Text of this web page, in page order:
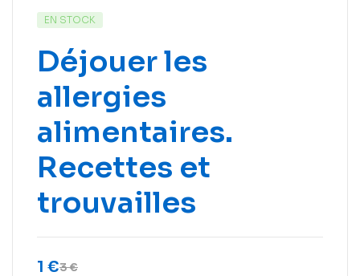
EN STOCK
Déjouer les
allergies
alimentaires.
Recettes et
trouvailles
3€
1 €